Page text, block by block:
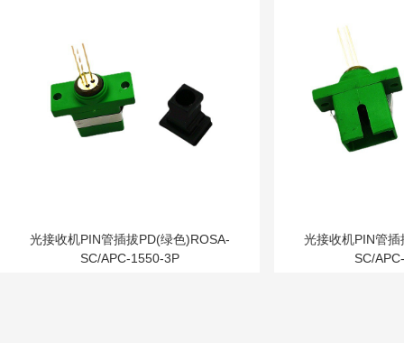
光接收机PIN管插拔PD(绿色)ROSA-
SC/APC-1550-3P
光接收机PIN管
SC/